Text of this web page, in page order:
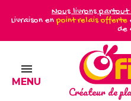
Nous livrons partout
Livraison enpoint relais offerte
de

MENU
Créateur de